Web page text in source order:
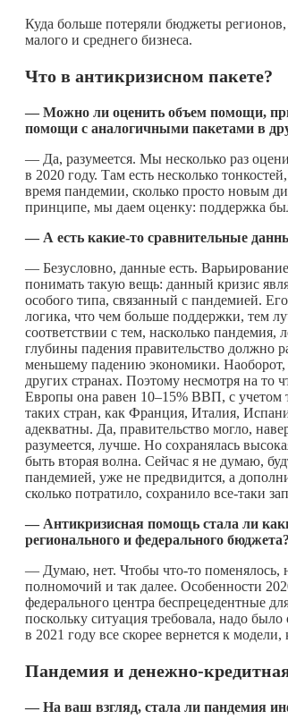
Куда больше потеряли бюджеты
малого и среднего бизнеса.
Что в антикризисном пакете?
— Можно ли оценить объем помощи,
помощи с аналогичными пакетами в
— Да, разумеется. Мы несколько раз
в 2020 году. Там есть несколько
время пандемии, сколько просто новым
принципе, мы даем оценку: поддержка
— А есть какие-то сравнительные
— Безусловно, данные есть.
понимать такую вещь: данный кризис
особого типа, связанный с пандемией.
логика, что чем больше поддержки, тем
соответствии с тем, насколько
глубины падения правительство должно
меньшему падению экономики. Наоборот,
других странах. Поэтому несмотря на то
Европы она равен 10–15% ВВП, с учетом
таких стран, как Франция, Италия,
адекватны. Да, правительство могло,
разумеется, лучше. Но сохранялась
быть вторая волна. Сейчас я не думаю,
пандемией, уже не предвидится, а
сколько потратило, сохранило все-таки
— Антикризисная помощь стала ли
регионального и федерального бюджета?
— Думаю, нет. Чтобы что-то поменялось,
полномочий и так далее. Особенности
федерального центра беспрецедентные
поскольку ситуация требовала, надо
в 2021 году все скорее вернется к
Пандемия и денежно-
— На ваш взгляд, стала ли пандемия